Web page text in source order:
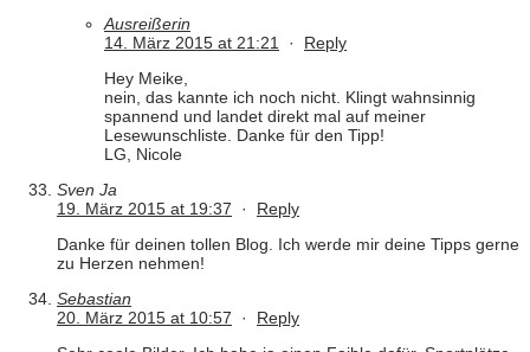
Ausreißerin
14. März 2015 at 21:21 · Reply
Hey Meike,
nein, das kannte ich noch nicht. Klingt wahnsinnig
spannend und landet direkt mal auf meiner
Lesewunschliste. Danke für den Tipp!
LG, Nicole
Sven Ja
19. März 2015 at 19:37 · Reply
Danke für deinen tollen Blog. Ich werde mir deine Tipps gerne
zu Herzen nehmen!
Sebastian
20. März 2015 at 10:57 · Reply